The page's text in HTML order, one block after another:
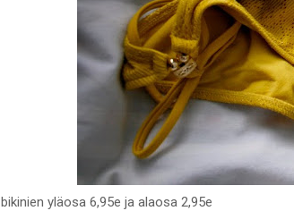
bikinien yläosa 6,95e ja alaosa 2,95e